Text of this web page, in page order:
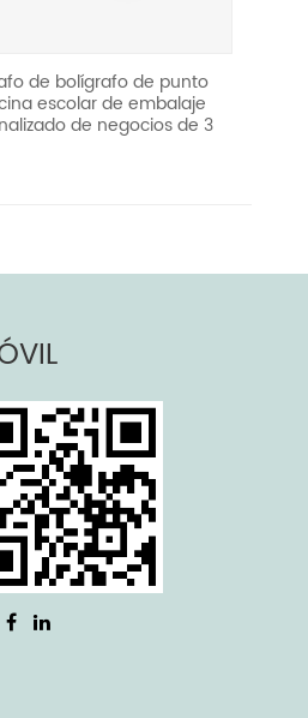
de bolígrafo de punto
escolar de embalaje
de negocios de 3